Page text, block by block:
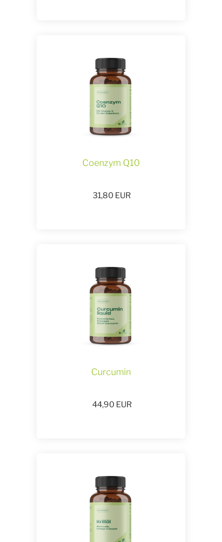
Coenzym Q10
31,80 EUR
Curcumin
44,90 EUR